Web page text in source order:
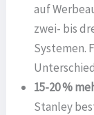
auf
zwei- bis
Systemen.
15-20 %
Stanley